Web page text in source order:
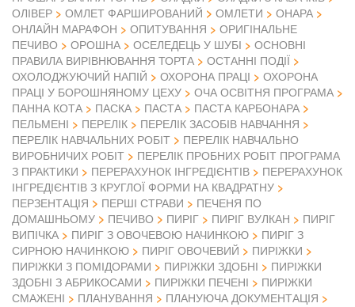
ОЛІВЕР
ОМЛЕТ ФАРШИРОВАНИЙ ОМЛЕТИ
ОНАРА
ОНЛАЙН МАРАФОН
ОПИТУВАННЯ
ОРИГІНАЛЬНЕ
ПЕЧИВО
ОРОШНА ОСЕЛЕДЕЦЬ У ШУБІ
ОСНОВНІ
ПРАВИЛА ВИРІВНЮВАННЯ ТОРТА
ОСТАННІ ПОДІЇ
ОХОЛОДЖУЮЧИЙ НАПІЙ
ОХОРОНА ПРАЦІ
ОХОРОНА
ПРАЦІ У БОРОШНЯНОМУ ЦЕХУ
ОЧА ОСВІТНЯ ПРОГРАМА
ПАННА КОТА
ПАСКА ПАСТА
ПАСТА КАРБОНАРА
ПЕЛЬМЕНІ
ПЕРЕЛІК
ПЕРЕЛІК ЗАСОБІВ НАВЧАННЯ
ПЕРЕЛІК НАВЧАЛЬНИХ РОБІТ
ПЕРЕЛІК НАВЧАЛЬНО
ВИРОБНИЧИХ РОБІТ
ПЕРЕЛІК ПРОБНИХ РОБІТ ПРОГРАМА
З ПРАКТИКИ
ПЕРЕРАХУНОК ІНГРЕДІЄНТІВ
ПЕРЕРАХУНОК
ІНГРЕДІЄНТІВ З КРУГЛОЇ ФОРМИ НА КВАДРАТНУ
ПЕРЗЕНТАЦІЯ
ПЕРШІ СТРАВИ
ПЕЧЕНЯ ПО
ДОМАШНЬОМУ
ПЕЧИВО ПИРІГ ПИРІГ ВУЛКАН
ПИРІГ
ВИПІЧКА
ПИРІГ З ОВОЧЕВОЮ НАЧИНКОЮ
ПИРІГ З
СИРНОЮ НАЧИНКОЮ
ПИРІГ ОВОЧЕВИЙ
ПИРІЖКИ
ПИРІЖКИ З ПОМІДОРАМИ
ПИРІЖКИ ЗДОБНІ
ПИРІЖКИ
ЗДОБНІ З АБРИКОСАМИ
ПИРІЖКИ ПЕЧЕНІ
ПИРІЖКИ
СМАЖЕНІ
ПЛАНУВАННЯ
ПЛАНУЮЧА ДОКУМЕНТАЦІЯ